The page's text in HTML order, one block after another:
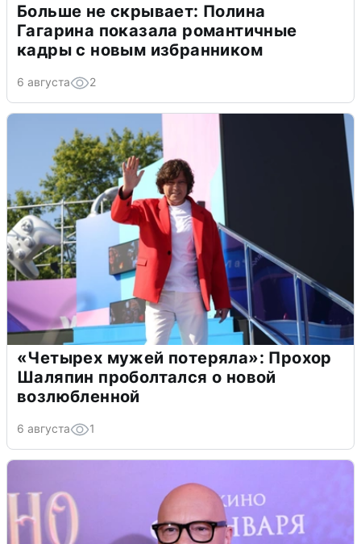
Больше не скрывает: Полина
Гагарина показала романтичные
кадры с новым избранником
6 августа 2
«Четырех мужей потеряла»: Прохор
Шаляпин проболтался о новой
возлюбленной
6 августа 1